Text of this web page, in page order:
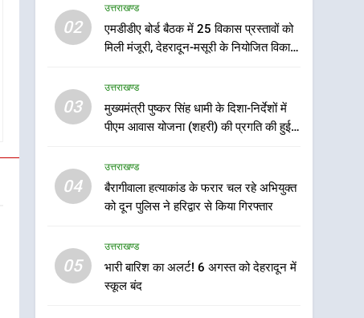
02
उत्तराखण्ड
एमडीडीए बोर्ड बैठक में 25 विकास प्रस्तावों को
मिली मंजूरी, देहरादून-मसूरी के नियोजित विकास
03
उत्तराखण्ड
मुख्यमंत्री पुष्कर सिंह धामी के दिशा-निर्देशों में
पीएम आवास योजना (शहरी) की प्रगति की हुई
04
उत्तराखण्ड
बैरागीवाला हत्याकांड के फरार चल रहे अभियुक्त
को दून पुलिस ने हरिद्वार से किया गिरफ्तार
05
उत्तराखण्ड
भारी बारिश का अलर्ट! 6 अगस्त को देहरादून में
स्कूल बंद
5
भारी बारिश का अलर्ट! 6 अगस्त
को देहरादून में स्कूल बंद
6
मुख्यमंत्री धामी की सुरक्षा
शिवभक्तों के लिए बनाया सुरक्षित
कांवड़ मार्ग
7
एसआईआर प्रक्रिया की
शुभारंभ